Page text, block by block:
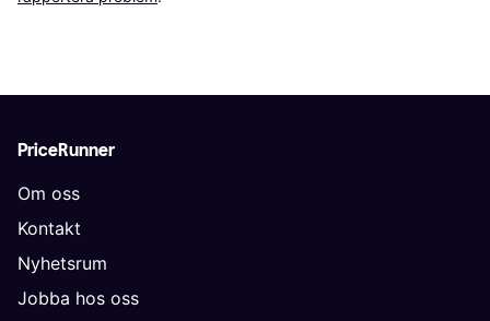
PriceRunner
Om oss
Kontakt
Nyhetsrum
Jobba hos oss